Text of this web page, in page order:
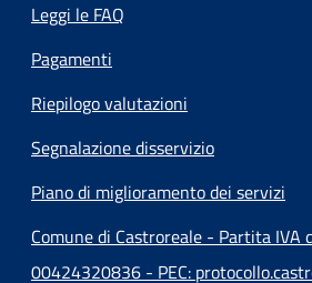
Leggi le FAQ
Pagamenti
Riepilogo valutazioni
Segnalazione disservizio
Piano di miglioramento dei servizi
Comune di Castroreale - Partita IVA
00424320836 - PEC: